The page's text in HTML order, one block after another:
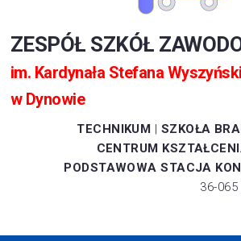
ZESPÓŁ SZKÓŁ
im. Kardynała Stefana
w Dynowie
TECHNIKUM | SZKOŁA
CENTRUM
PODSTAWOWA STACJA
36-